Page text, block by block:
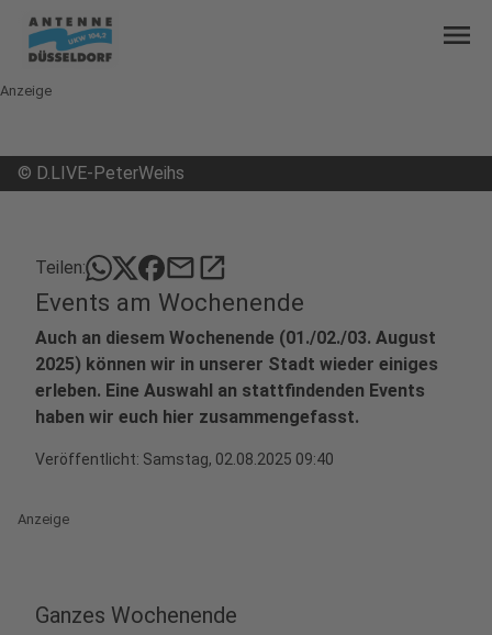
menu
Anzeige
© D.LIVE-PeterWeihs
Teilen: mailopen_in_new
Events am Wochenende
Auch an diesem Wochenende (01./02./03. August
2025) können wir in unserer Stadt wieder einiges
erleben. Eine Auswahl an stattfindenden Events
haben wir euch hier zusammengefasst.
Veröffentlicht: Samstag, 02.08.2025 09:40
Anzeige
Ganzes Wochenende